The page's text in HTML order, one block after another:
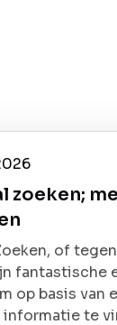
zoeken;
of
fantastische
op basis van
te